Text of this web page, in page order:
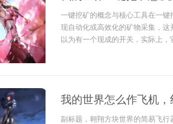
一键挖矿的概念与核心工具在一
现自动化或高效化的矿物采集，
以为有一个现成的开关，实际上，
我的世界怎么作飞机
副标题，翱翔方块世界的简易飞